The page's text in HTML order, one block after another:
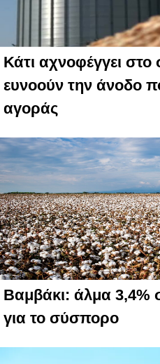
Κάτι αχνοφέγγει στο
ευνοούν την άνοδο
αγοράς
Βαμβάκι: άλμα 3,4%
για το σύσπορο